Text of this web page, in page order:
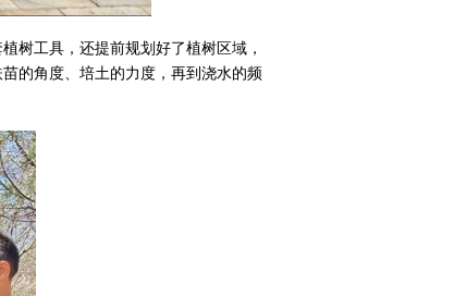
树工具，还提前规划好了植树区域，
的角度、培土的力度，再到浇水的频